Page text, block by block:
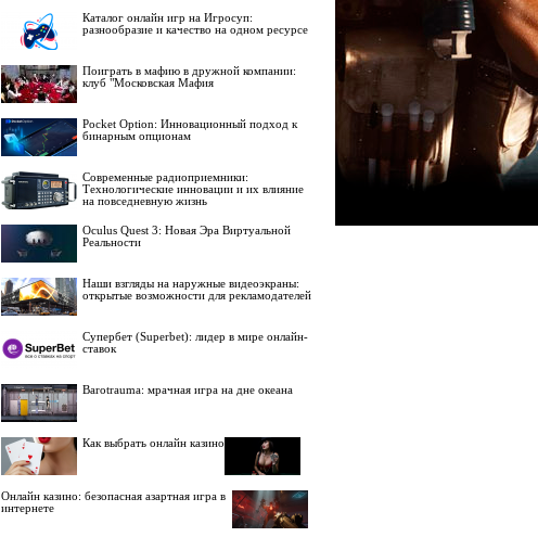
Каталог онлайн игр на Игросуп:
разнообразие и качество на одном ресурсе
Поиграть в мафию в дружной компании:
клуб "Московская Мафия
Pocket Option: Инновационный подход к
бинарным опционам
Современные радиоприемники:
Технологические инновации и их влияние
на повседневную жизнь
Oculus Quest 3: Новая Эра Виртуальной
Реальности
Наши взгляды на наружные видеоэкраны:
открытые возможности для рекламодателей
Супербет (Superbet): лидер в мире онлайн-
ставок
Barotrauma: мрачная игра на дне океана
Как выбрать онлайн казино
Онлайн казино: безопасная азартная игра в
интернете